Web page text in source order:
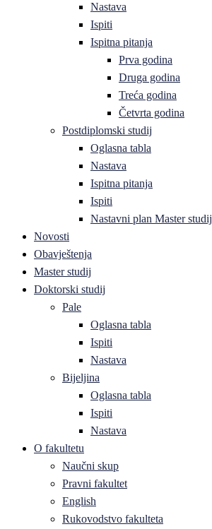
Nastava
Ispiti
Ispitna pitanja
Prva godina
Druga godina
Treća godina
Četvrta godina
Postdiplomski studij
Oglasna tabla
Nastava
Ispitna pitanja
Ispiti
Nastavni plan Master studij
Novosti
Obavještenja
Master studij
Doktorski studij
Pale
Oglasna tabla
Ispiti
Nastava
Bijeljina
Oglasna tabla
Ispiti
Nastava
O fakultetu
Naučni skup
Pravni fakultet
English
Rukovodstvo fakulteta